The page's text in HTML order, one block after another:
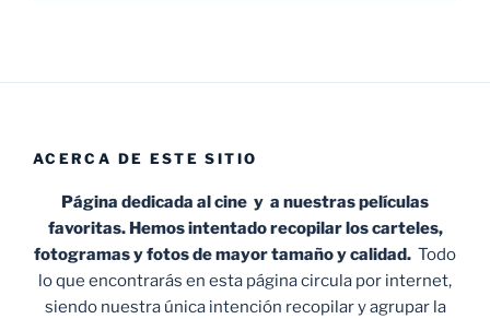
ACERCA DE ESTE SITIO
Página dedicada al cine y a nuestras películas
favoritas. Hemos intentado recopilar los carteles,
fotogramas y fotos de mayor tamaño y calidad. Todo
lo que encontrarás en esta página circula por internet,
siendo nuestra única intención recopilar y agrupar la